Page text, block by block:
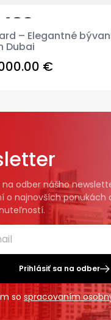
– Elegantné
Dubai
€
na odber nášho
o najnovších ponukách
Prihlásiť sa na odber
so spracovaním